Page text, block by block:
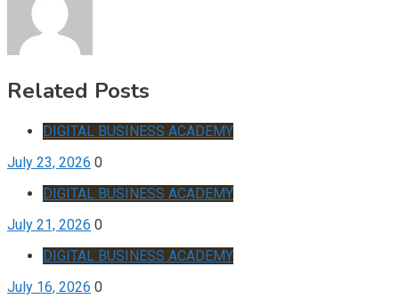
Related Posts
DIGITAL BUSINESS ACADEMY
July 23, 2026 0
DIGITAL BUSINESS ACADEMY
July 21, 2026 0
DIGITAL BUSINESS ACADEMY
July 16, 2026 0